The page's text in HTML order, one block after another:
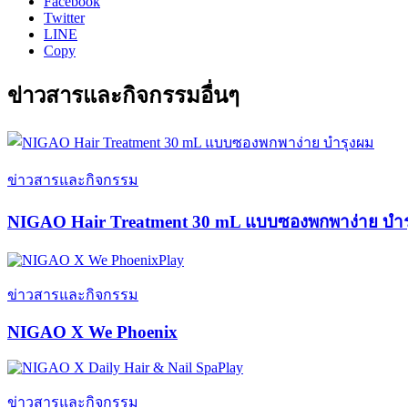
Twitter
LINE
Copy
ข่าวสารและกิจกรรมอื่นๆ
ข่าวสารและกิจกรรม
NIGAO Hair Treatment 30 mL แบบซองพกพาง่าย บำ
Play
ข่าวสารและกิจกรรม
NIGAO X We Phoenix
Play
ข่าวสารและกิจกรรม